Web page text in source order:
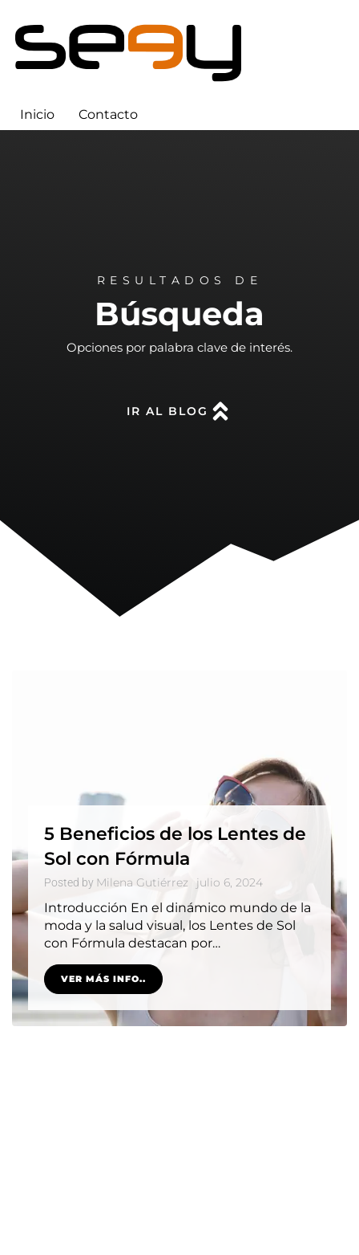
Inicio Contacto
RESULTADOS DE
Búsqueda
Opciones por palabra clave de interés.
IR AL BLOG
5 Beneficios de los Lentes de
Sol con Fórmula
Posted by Milena Gutiérrez julio 6, 2024
Introducción En el dinámico mundo de la
moda y la salud visual, los Lentes de Sol
con Fórmula destacan por…
VER MÁS INFO..